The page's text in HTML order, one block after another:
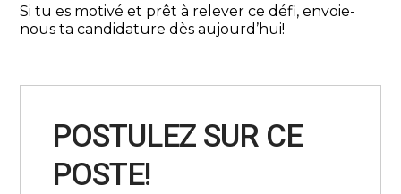
Si tu es motivé et prêt à relever ce défi, envoie-
nous ta candidature dès aujourd’hui!
POSTULEZ SUR CE
POSTE!